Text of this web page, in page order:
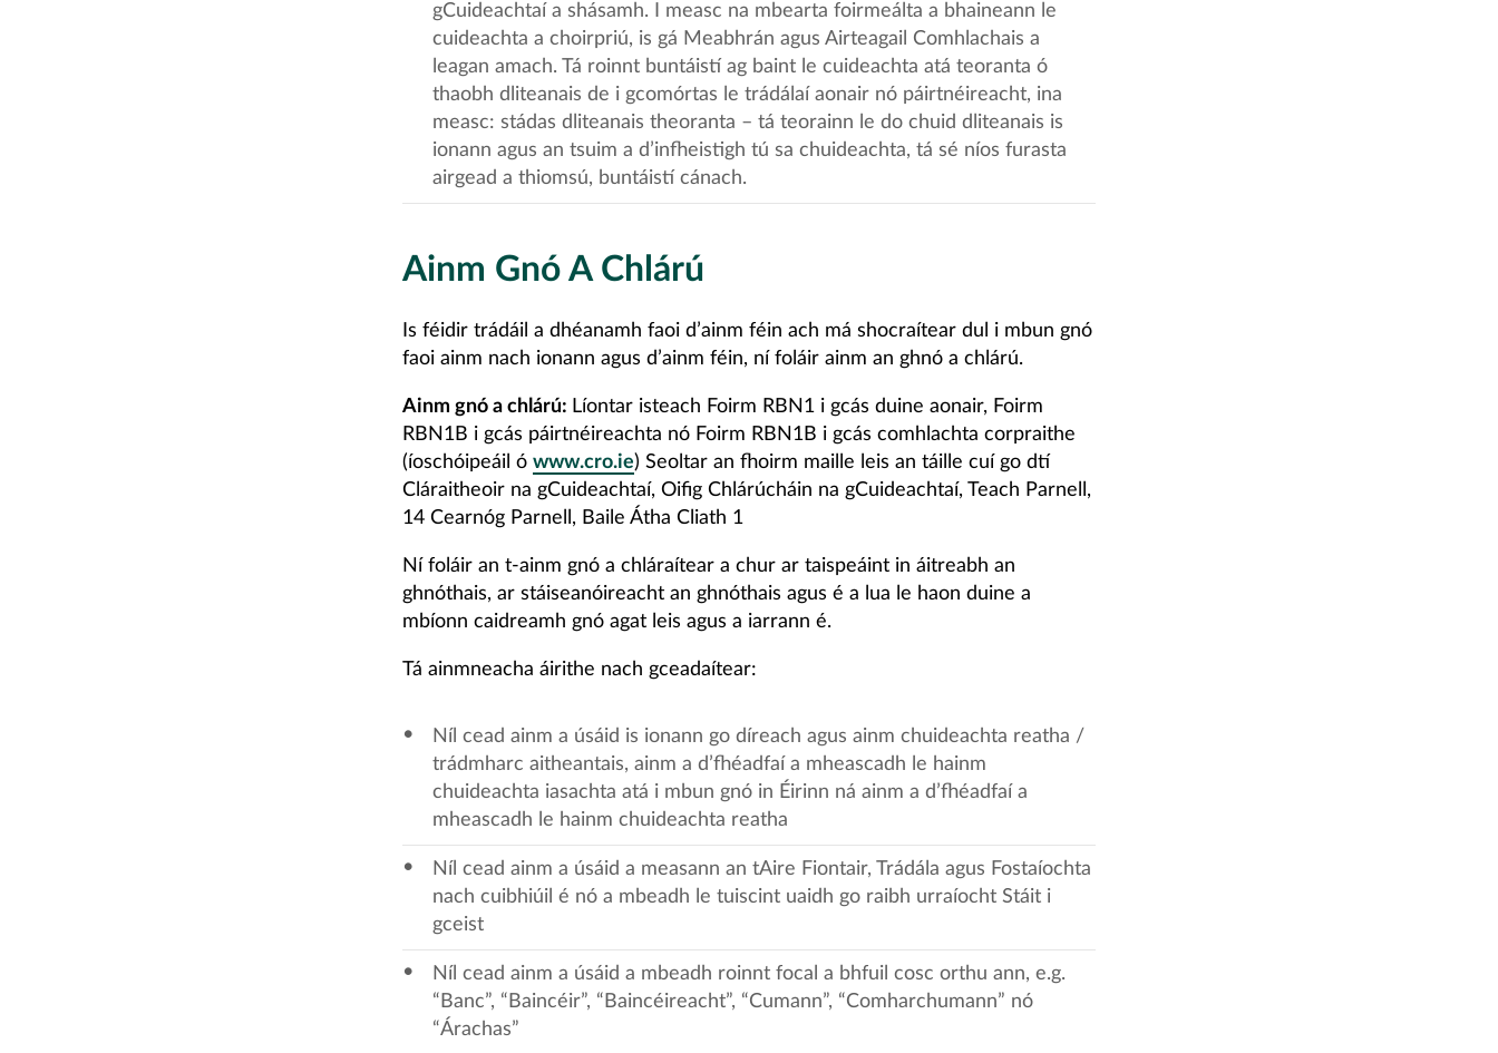
gCuideachtaí a shásamh. I measc na mbearta foirmeálta a bhaineann le
cuideachta a choirpriú, is gá Meabhrán agus Airteagail Comhlachais a
leagan amach. Tá roinnt buntáistí ag baint le cuideachta atá teoranta ó
thaobh dliteanais de i gcomórtas le trádálaí aonair nó páirtnéireacht, ina
measc: stádas dliteanais theoranta – tá teorainn le do chuid dliteanais is
ionann agus an tsuim a d’infheistigh tú sa chuideachta, tá sé níos furasta
airgead a thiomsú, buntáistí cánach.
Ainm Gnó A Chlárú
Is féidir trádáil a dhéanamh faoi d’ainm féin ach má shocraítear dul i mbun gnó
faoi ainm nach ionann agus d’ainm féin, ní foláir ainm an ghnó a chlárú.
Ainm gnó a chlárú: Líontar isteach Foirm RBN1 i gcás duine aonair, Foirm
RBN1B i gcás páirtnéireachta nó Foirm RBN1B i gcás comhlachta corpraithe
(íoschóipeáil ó www.cro.ie) Seoltar an fhoirm maille leis an táille cuí go dtí
Cláraitheoir na gCuideachtaí, Oifig Chlárúcháin na gCuideachtaí, Teach Parnell,
14 Cearnóg Parnell, Baile Átha Cliath 1
Ní foláir an t-ainm gnó a chláraítear a chur ar taispeáint in áitreabh an
ghnóthais, ar stáiseanóireacht an ghnóthais agus é a lua le haon duine a
mbíonn caidreamh gnó agat leis agus a iarrann é.
Tá ainmneacha áirithe nach gceadaítear:
Níl cead ainm a úsáid is ionann go díreach agus ainm chuideachta reatha /
trádmharc aitheantais, ainm a d’fhéadfaí a mheascadh le hainm
chuideachta iasachta atá i mbun gnó in Éirinn ná ainm a d’fhéadfaí a
mheascadh le hainm chuideachta reatha
Níl cead ainm a úsáid a measann an tAire Fiontair, Trádála agus Fostaíochta
nach cuibhiúil é nó a mbeadh le tuiscint uaidh go raibh urraíocht Stáit i
gceist
Níl cead ainm a úsáid a mbeadh roinnt focal a bhfuil cosc orthu ann, e.g.
“Banc”, “Baincéir”, “Baincéireacht”, “Cumann”, “Comharchumann” nó
“Árachas”